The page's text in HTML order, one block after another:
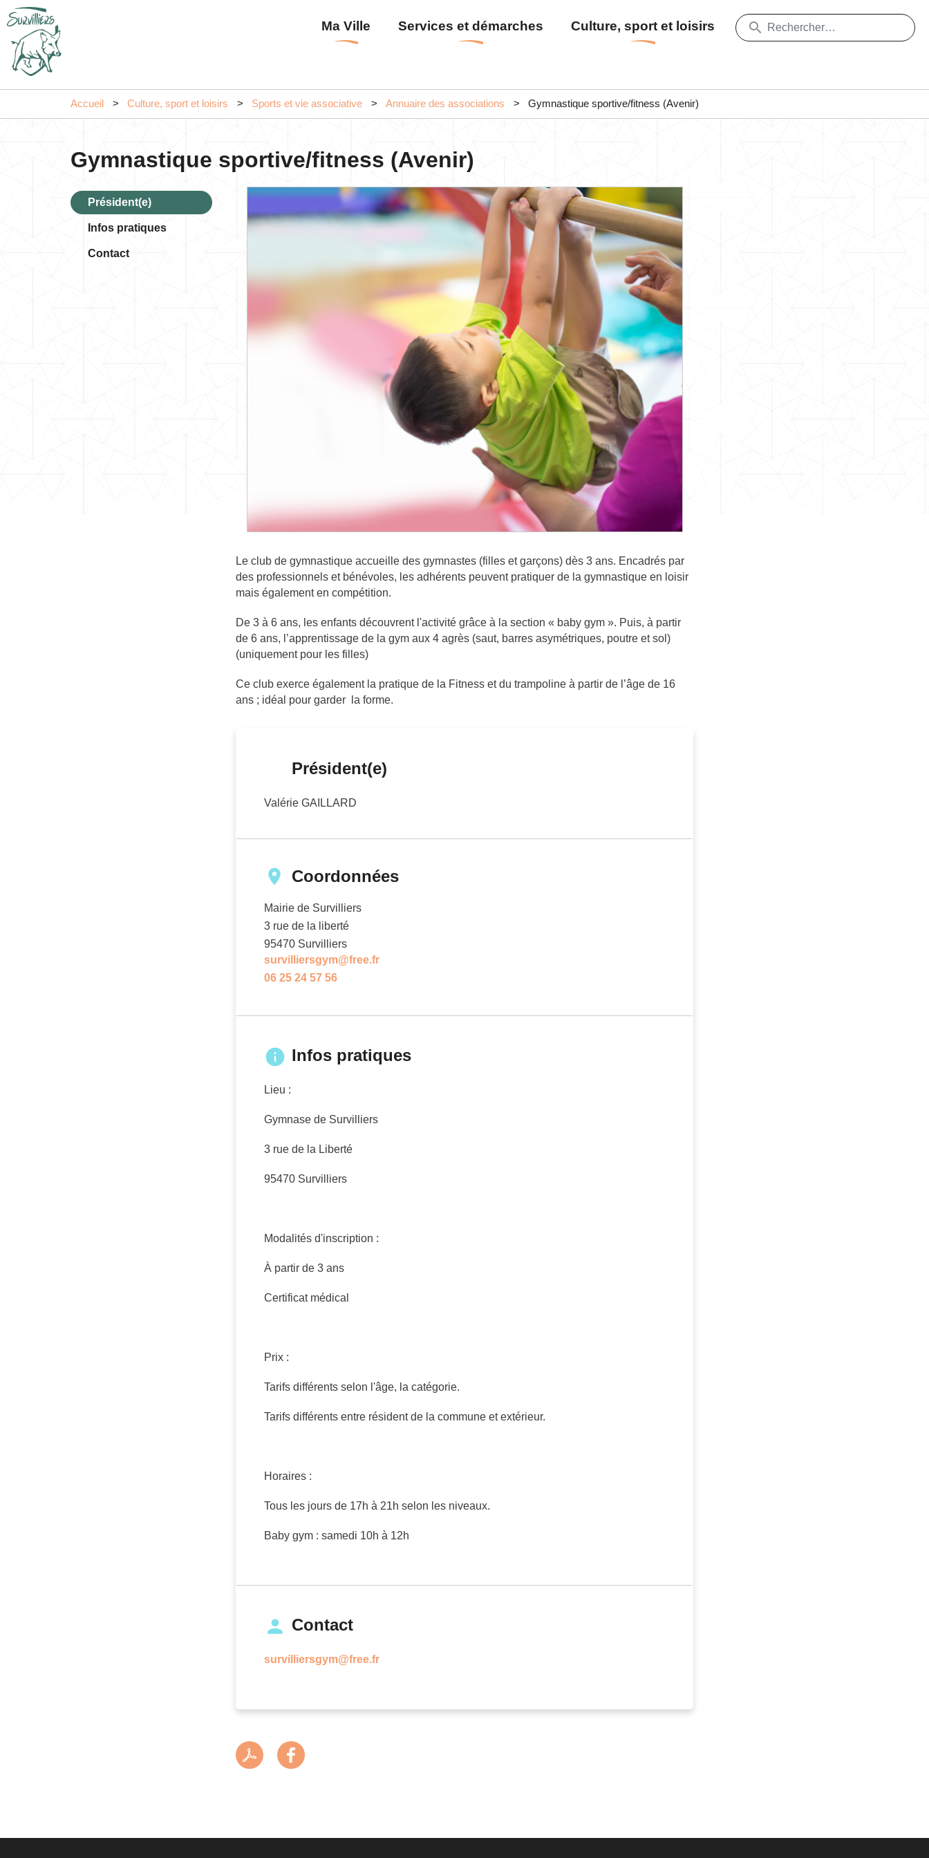
au
contenu
Menu
principal
Ma Ville Services et démarches Culture, sport et loisirs
Accueil Culture, sport et loisirs Sports et vie associative Annuaire des associations Gymnastique sportive/fitness (Avenir)
Gymnastique sportive/fitness (Avenir)
Président(e)
Infos pratiques
Contact
Le club de gymnastique accueille des gymnastes (filles et garçons) dès 3 ans. Encadrés par
des professionnels et bénévoles, les adhérents peuvent pratiquer de la gymnastique en loisir
mais également en compétition.
De 3 à 6 ans, les enfants découvrent l'activité grâce à la section « baby gym ». Puis, à partir
de 6 ans, l’apprentissage de la gym aux 4 agrès (saut, barres asymétriques, poutre et sol)
(uniquement pour les filles)
Ce club exerce également la pratique de la Fitness et du trampoline à partir de l’âge de 16
ans ; idéal pour garder la forme.
Président(e)
Valérie GAILLARD
Coordonnées
Mairie de Survilliers
3 rue de la liberté
95470 Survilliers
survilliersgym@free.fr
06 25 24 57 56
Infos pratiques
Lieu :
Gymnase de Survilliers
3 rue de la Liberté
95470 Survilliers
Modalités d'inscription :
À partir de 3 ans
Certificat médical
Prix :
Tarifs différents selon l'âge, la catégorie.
Tarifs différents entre résident de la commune et extérieur.
Horaires :
Tous les jours de 17h à 21h selon les niveaux.
Baby gym : samedi 10h à 12h
Contact
survilliersgym@free.fr